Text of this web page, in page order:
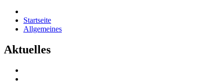
Startseite
Allgemeines
Aktuelles